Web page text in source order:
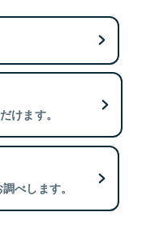
けます。
べします。